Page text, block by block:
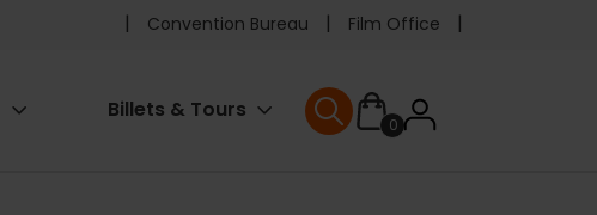
Pre
header
Convention Bureau Film Office
Billets & Tours
0User
User menu